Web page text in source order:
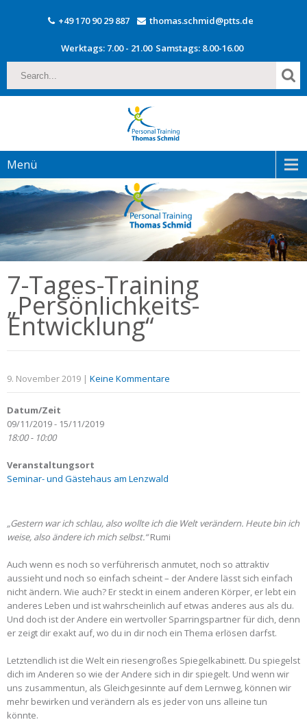
+49 170 90 29 887 thomas.schmid@ptts.de
Werktags: 7.00 - 21.00 Samstags: 8.00-16.00
Menü
7-Tages-Training
„Persönlichkeits-
Entwicklung“
9. November 2019 | Keine Kommentare
Datum/Zeit
09/11/2019 - 15/11/2019
18:00 - 10:00
Veranstaltungsort
Seminar- und Gästehaus am Lenzwald
„Gestern war ich schlau, also wollte ich die Welt verändern. Heute bin ich
weise, also ändere ich mich selbst.“Rumi
Auch wenn es noch so verführerisch anmutet, noch so attraktiv
aussieht und noch so einfach scheint – der Andere lässt sich einfach
nicht ändern. Wie auch? Er steckt in einem anderen Körper, er lebt ein
anderes Leben und ist wahrscheinlich auf etwas anderes aus als du.
Und doch ist der Andere ein wertvoller Sparringspartner für dich, denn
er zeigt dir exakt auf, wo du in dir noch ein Thema erlösen darfst.
Letztendlich ist die Welt ein riesengroßes Spiegelkabinett. Du spiegelst
dich im Anderen so wie der Andere sich in dir spiegelt. Und wenn wir
uns zusammentun, als Gleichgesinnte auf dem Lernweg, können wir
mehr bewirken und verändern als es jeder von uns alleine tun
könnte.